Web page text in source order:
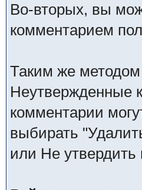
Во-вторых, вы
комментарием
Таким же
Неутвержденные
комментарии
выбирать
или Не